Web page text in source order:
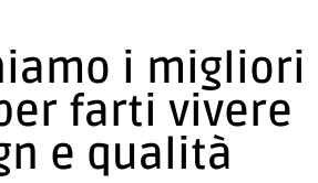
i migliori
farti vivere
e qualità